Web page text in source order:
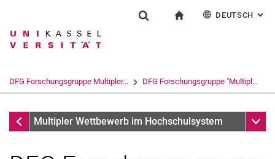
Springe direkt zu: Inhalt
Springe direkt zu: Suche
Springe direkt zu:
Suchbegriff
Suchen (öffnet externen Link in einem
DEUTSCH :
DFG Forschungsgruppe Multipler... DFG Forschungsgruppe "Multiple...
Forschung
Multipler Wettbewerb im Hochschulsystem